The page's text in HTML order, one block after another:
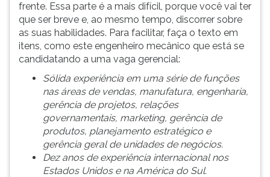
frente. Essa parte é a mais difícil, porque você vai ter
que ser breve e, ao mesmo tempo, discorrer sobre
as suas habilidades. Para facilitar, faça o texto em
itens, como este engenheiro mecânico que está se
candidatando a uma vaga gerencial:
Sólida experiência em uma série de funções
nas áreas de vendas, manufatura, engenharia,
gerência de projetos, relações
governamentais, marketing, gerência de
produtos, planejamento estratégico e
gerência geral de unidades de negócios.
Dez anos de experiência internacional nos
Estados Unidos e na América do Sul.